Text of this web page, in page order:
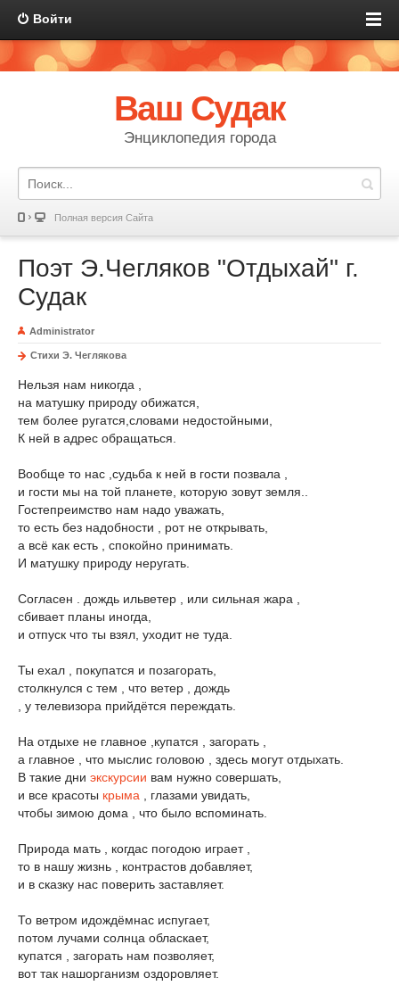
Войти
Ваш Судак
Энциклопедия города
Полная версия Сайта
Поэт Э.Чегляков "Отдыхай" г.
Судак
Administrator
Стихи Э. Чеглякова
Нельзя нам никогда ,
на матушку природу обижатся,
тем более ругатся,словами недостойными,
К ней в адрес обращаться.
Вообще то нас ,судьба к ней в гости позвала ,
и гости мы на той планете, которую зовут земля..
Гостепреимство нам надо уважать,
то есть без надобности , рот не открывать,
а всё как есть , спокойно принимать.
И матушку природу неругать.
Согласен . дождь ильветер , или сильная жара ,
сбивает планы иногда,
и отпуск что ты взял, уходит не туда.
Ты ехал , покупатся и позагорать,
столкнулся с тем , что ветер , дождь
, у телевизора прийдётся переждать.
На отдыхе не главное ,купатся , загорать ,
а главное , что мыслис головою , здесь могут отдыхать.
В такие дни экскурсии вам нужно совершать,
и все красоты крыма , глазами увидать,
чтобы зимою дома , что было вспоминать.
Природа мать , когдас погодою играет ,
то в нашу жизнь , контрастов добавляет,
и в сказку нас поверить заставляет.
То ветром идождёмнас испугает,
потом лучами солнца обласкает,
купатся , загорать нам позволяет,
вот так нашорганизм оздоровляет.